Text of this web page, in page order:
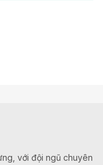
với đội ngũ chuyên